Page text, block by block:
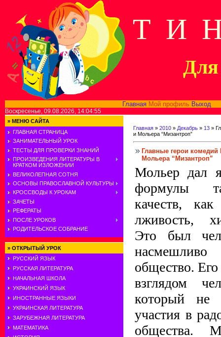
Т И
Для
Главная Мой профиль Выход
Воскресенье, 09.08.2026, 14:04:55
» МЕНЮ САЙТА
ГЛАВНАЯ СТРАНИЦА
ЗАНИМАТЕЛЬНЫЙ УРОК
ТЕСТЫ ДЛЯ ПРОВЕРКИ ЗНАНИЙ
ПРОИЗВЕДЕНИЯ ЛИТЕРАТУРЫ В
КРАТКОМ ИЗЛОЖЕНИИ
ВЕЛИКОЛЕПНАЯ СОТНЯ
ОСНОВЫ ПРАВОСЛАВНОЙ КУЛЬТУРЫ
КРОССВОДЫ К УРОКАМ
ЗАЧЕТЫ
РЕФЕРАТЫ
ПОСЛЕ УРОКОВ
РОДИТЕЛЬСКОЕ СОБРАНИЕ
» ОТКРЫТЫЙ УРОК
РУССКИЙ ЯЗЫК
РУССКАЯ ЛИТЕРАТУРА
НАЧАЛЬНАЯ ШКОЛА
УКРАИНСКИЙ ЯЗЫК
ИНОСТРАННЫЕ ЯЗЫКИ
УКРАИНСКАЯ ЛИТЕРАТУРА
ЗАРУБЕЖНАЯ ЛИТЕРАТУРА
МАТЕМАТИКА
Главная » 2010 » Декабрь » 13 »
и Мольера “Мизантроп”
Главные герои комедий
Мольера “Мизантроп”
Мольер дал
формулы
качеств, как
лживость,
Это был
общество.
взглядом
который не
участия в
общества.